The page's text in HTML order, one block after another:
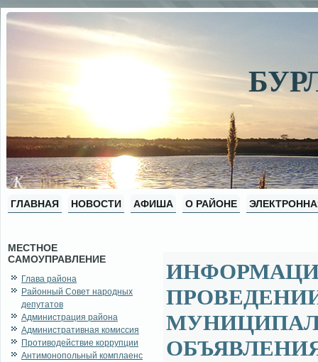
ГЛАВНАЯ НОВОСТИ АФИША О РАЙОНЕ
МЕСТНОЕ
САМОУПРАВЛЕНИЕ
Глава района
Районный Совет народных
депутатов
Администрация района
Административная комиссия
Противодействие коррупции
Антимонопольный комплаенс